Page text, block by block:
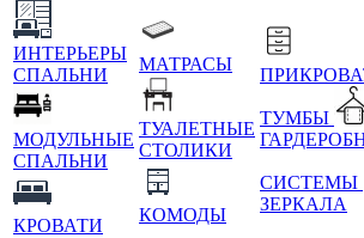
ИНТЕРЬЕРЫ
СПАЛЬНИ
МОДУЛЬНЫЕ
СПАЛЬНИ
КРОВАТИ
МАТРАСЫ
ТУАЛЕТНЫЕ
СТОЛИКИ
КОМОДЫ
ТУМБЫ
СИСТЕМЫ
ЗЕРКАЛА